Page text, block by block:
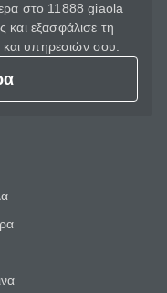
στο 11888 giaola
και εξασφάλισε τη
υπηρεσιών σου.